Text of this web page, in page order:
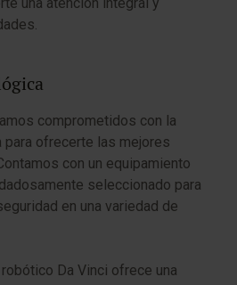
comprometidos con la
para ofrecerte las mejores
con un equipamiento
seleccionado para
en una variedad de
Da Vinci ofrece una